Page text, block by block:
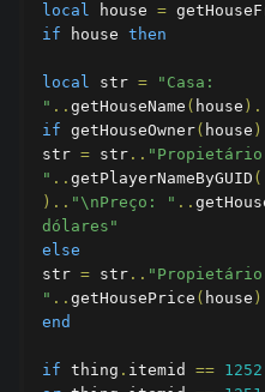
local house =
if house then
local str =
"Casa:
" .. getHouseName ( house
if getHouseOwner( house )
str = str ..
" .. getPlayerNameByGUID (
).. "\nPreço: " ..
dólares"
else
str = str ..
" .. getHousePrice ( house
end
if thing . itemid == 1252